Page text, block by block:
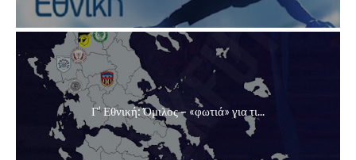
Γ’ Εθνική: Όμιλος – «φωτιά» για τι...